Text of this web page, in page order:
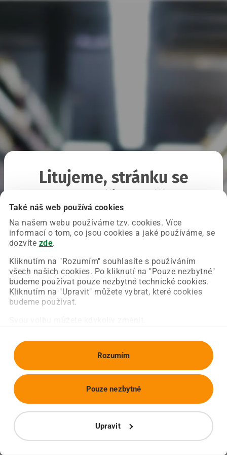
Také náš web používá cookies
Na našem webu používáme tzv. cookies. Více
informací o tom, co jsou cookies a jaké používáme, se
dozvíte zde.
Kliknutím na "Rozumím" souhlasíte s používáním
všech našich cookies. Po kliknutí na "Pouze nezbytné"
budeme používat pouze nezbytné technické cookies.
Kliknutím na "Upravit" můžete vybrat, které cookies
budeme používat.
Rozumím
Upravit
Pouze nezbytné
Litujeme, stránku se
Chyba nastala na naší straně a už ji opravujeme.
Zkuste prosím znovu načíst požadovanou stránku.
Obnovit stránku Úvodní strana